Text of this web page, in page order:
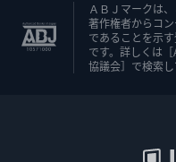
ＡＢＪマークは
著作権者からコ
であることを示
です。詳しくは
協議会］で検索し